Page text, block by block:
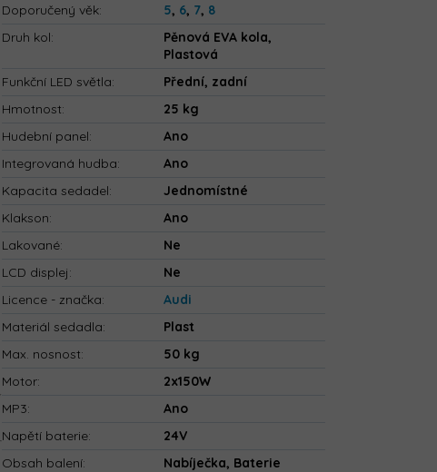
Doporučený věk: 5, 6, 7, 8
Druh kol:
Pěnová EVA kola,
Plastová
Funkční LED světla:
Přední, zadní
Hmotnost:
25 kg
Hudební panel:
Ano
Integrovaná hudba:
Ano
Kapacita sedadel:
Jednomístné
Klakson:
Ano
Lakované:
Ne
LCD displej:
Ne
Licence - značka:
Audi
Materiál sedadla:
Plast
Max. nosnost:
50 kg
Motor:
2x150W
MP3:
Ano
Napětí baterie:
24V
Obsah balení:
Nabíječka, Baterie